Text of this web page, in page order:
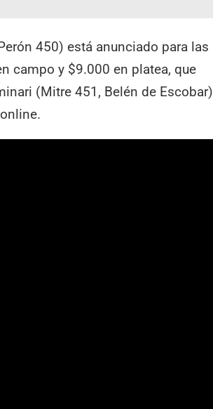
450) está anunciado para las
campo y $9.000 en platea, que
(Mitre 451, Belén de Escobar)